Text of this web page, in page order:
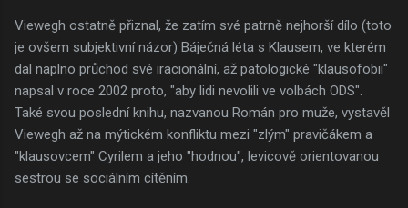
Viewegh ostatně přiznal, že zatím své patrně nejhorší dílo (toto
je ovšem subjektivní názor) Báječná léta s Klausem, ve kterém
dal naplno průchod své iracionální, až patologické "klausofobii"
napsal v roce 2002 proto, "aby lidi nevolili ve volbách ODS".
Také svou poslední knihu, nazvanou Román pro muže, vystavěl
Viewegh až na mýtickém konfliktu mezi "zlým" pravičákem a
"klausovcem" Cyrilem a jeho "hodnou", levicově orientovanou
sestrou se sociálním cítěním.